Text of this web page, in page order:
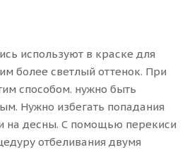
используют в краске для
более светлый оттенок. При
способом. нужно быть
Нужно избегать попадания
на десны. С помощью перекиси
отбеливания двумя